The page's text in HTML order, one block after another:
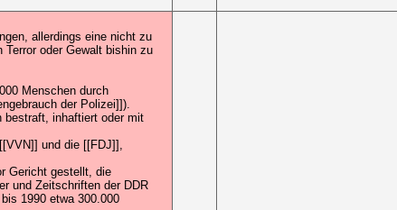
allerdings eine nicht zu
oder Gewalt bishin zu
Menschen durch
der Polizei]]).
bestraft, inhaftiert oder mit
und die [[FDJ]],
Gericht gestellt, die
und Zeitschriften der DDR
1990 etwa 300.000